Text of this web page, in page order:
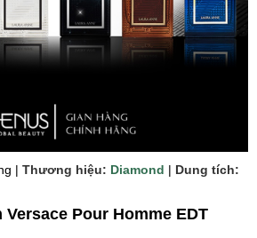
| Thương hiệu: Diamond | Dung tích:
Pour Homme EDT